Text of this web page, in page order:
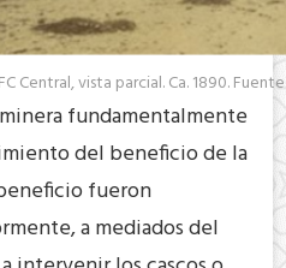
Central, vista parcial. Ca. 1890.
fundamentalmente
del beneficio de la
fueron
a mediados del